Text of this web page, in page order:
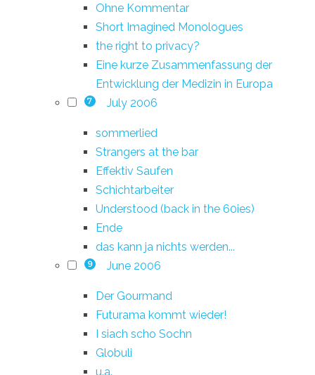
Ohne Kommentar
Short Imagined Monologues
the right to privacy?
Eine kurze Zusammenfassung der
Entwicklung der Medizin in Europa
7 July 2006
sommerlied
Strangers at the bar
Effektiv Saufen
Schichtarbeiter
Understood (back in the 60ies)
Ende
das kann ja nichts werden...
9 June 2006
Der Gourmand
Futurama kommt wieder!
I siach scho Sochn
Globuli
u.a.